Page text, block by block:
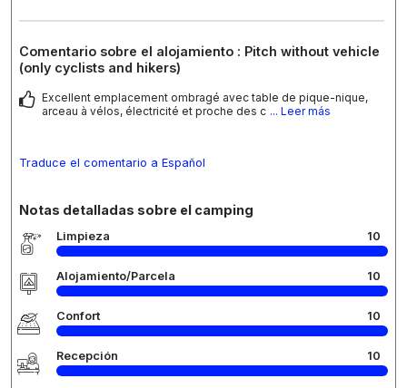
Comentario sobre el alojamiento : Pitch without vehicle
(only cyclists and hikers)
Excellent emplacement ombragé avec table de pique-nique,
arceau à vélos, électricité et proche des c ... Leer más
Traduce el comentario a Español
Notas detalladas sobre el camping
Limpieza 10
Alojamiento/Parcela 10
Confort 10
Recepción 10